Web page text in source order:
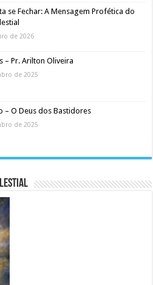
se Fechar: A Mensagem Profética do
de 2026
– Pr. Arilton Oliveira
de 2025
– O Deus dos Bastidores
de 2025